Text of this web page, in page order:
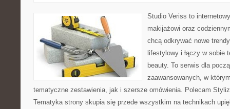
Studio Veriss to
makijażowi oraz
chcą odkrywać nowe
lifestylowy i łączy w sobie
beauty. To serwis dla
zaawansowanych, w
tematyczne zestawienia, jak i szersze omówienia. Polecam
Tematyka strony skupia się przede wszystkim na technikach